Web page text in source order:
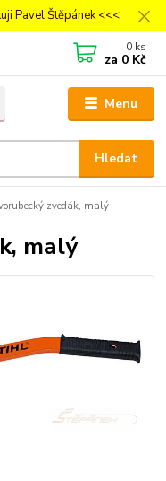
Pavel Štěpánek <<<
Menu
Hledat
0 ks
za 0 Kč
zvedák, malý
malý